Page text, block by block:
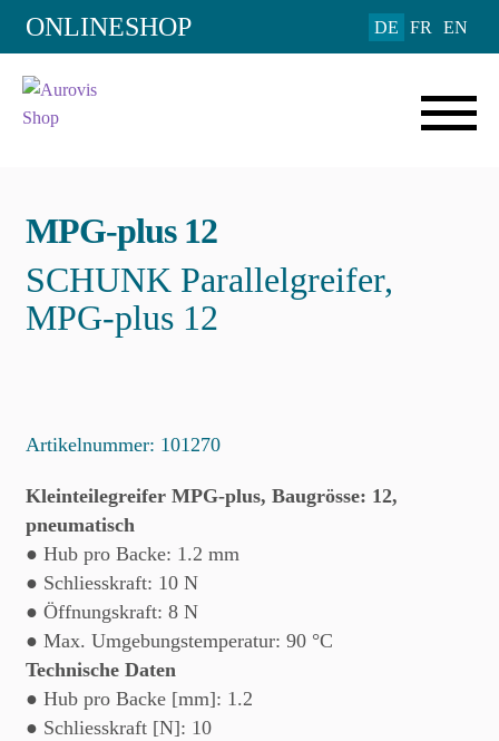
ONLINESHOP DE FR EN
MPG-plus 12
SCHUNK Parallelgreifer,
MPG-plus 12
Add to Wishlist
Artikelnummer: 101270
Kleinteilegreifer MPG-plus, Baugrösse: 12,
pneumatisch
● Hub pro Backe: 1.2 mm
● Schliesskraft: 10 N
● Öffnungskraft: 8 N
● Max. Umgebungstemperatur: 90 °C
Technische Daten
● Hub pro Backe [mm]: 1.2
● Schliesskraft [N]: 10